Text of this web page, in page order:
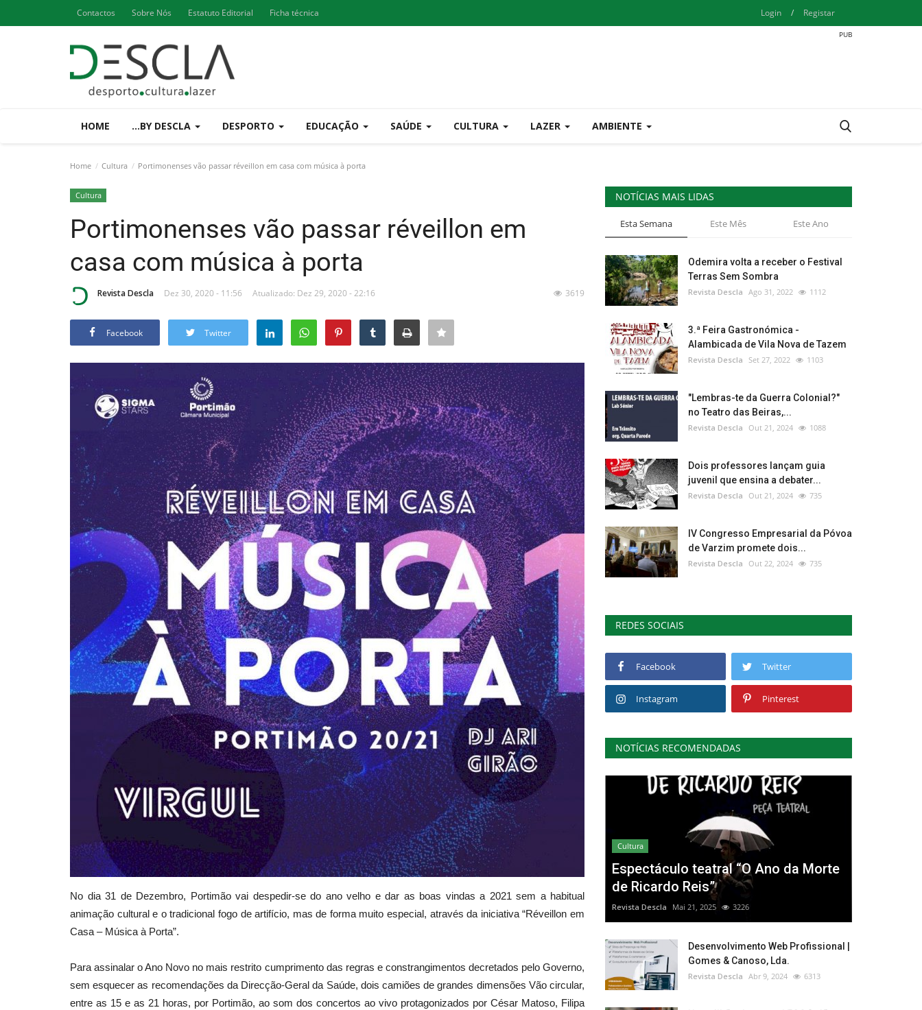
Contactos Sobre Nós Estatuto Editorial Ficha técnica Login / Registar
HOME ...BY DESCLA DESPORTO EDUCAÇÃO SAÚDE CULTURA LAZER AMBIENTE
Home Cultura Portimonenses vão passar réveillon em casa com música à porta
Cultura
Portimonenses vão passar réveillon em
casa com música à porta
Revista Descla Dez 30, 2020 - 11:56 Atualizado: Dez 29, 2020 - 22:16 3619
Facebook Twitter
No dia 31 de Dezembro, Portimão vai despedir-se do ano velho e dar as boas vindas a 2021 sem a habitual
animação cultural e o tradicional fogo de artifício, mas de forma muito especial, através da iniciativa “Réveillon em
Casa – Música à Porta”.
Para assinalar o Ano Novo no mais restrito cumprimento das regras e constrangimentos decretados pelo Governo,
sem esquecer as recomendações da Direcção-Geral da Saúde, dois camiões de grandes dimensões Vão circular,
entre as 15 e as 21 horas, por Portimão, ao som dos concertos ao vivo protagonizados por César Matoso, Filipa
NOTÍCIAS MAIS LIDAS
Esta Semana Este Mês Este Ano
Odemira volta a receber o Festival
Terras Sem Sombra
Revista Descla Ago 31, 2022 1112
3.ª Feira Gastronómica -
Alambicada de Vila Nova de Tazem
Revista Descla Set 27, 2022 1103
"Lembras-te da Guerra Colonial?"
no Teatro das Beiras,...
Revista Descla Out 21, 2024 1088
Dois professores lançam guia
juvenil que ensina a debater...
Revista Descla Out 21, 2024 735
IV Congresso Empresarial da Póvoa
de Varzim promete dois...
Revista Descla Out 22, 2024 735
REDES SOCIAIS
Facebook Twitter
Instagram Pinterest
NOTÍCIAS RECOMENDADAS
Cultura
Espectáculo teatral “O Ano da Morte
de Ricardo Reis”
Revista Descla Mai 21, 2025 3226
Desenvolvimento Web Profissional |
Gomes & Canoso, Lda.
Revista Descla Abr 9, 2024 6313